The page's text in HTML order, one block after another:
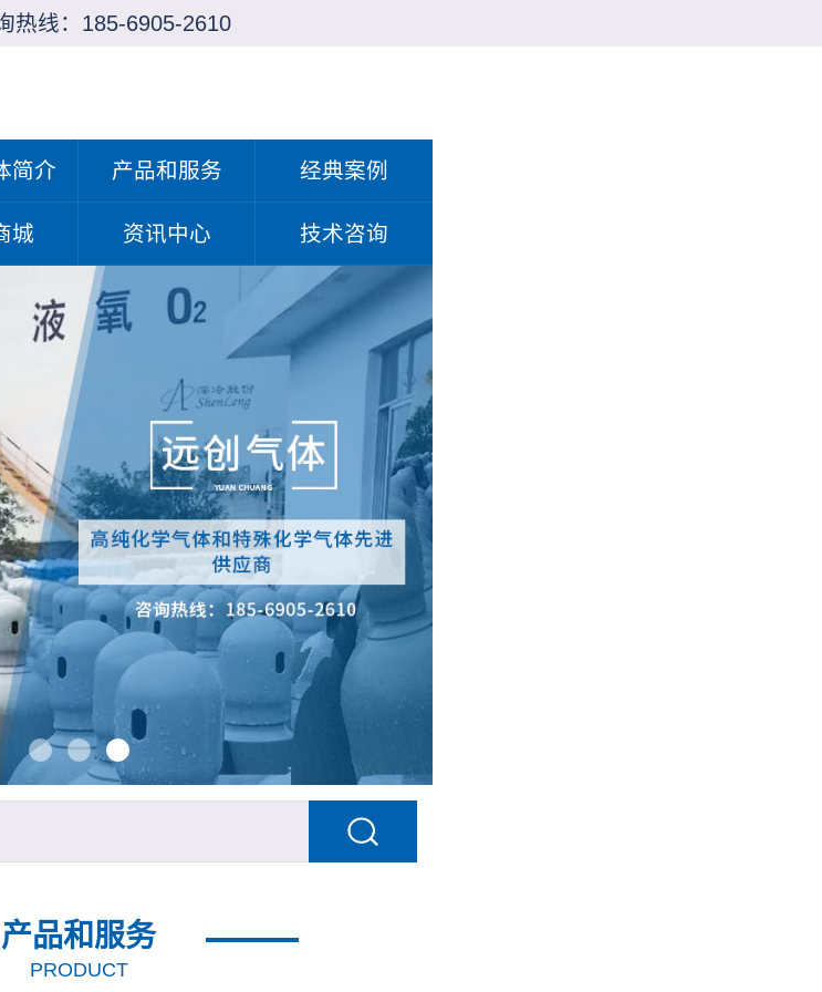
热线： 185-6905-2610
简介 产品和服务 经典案例
城 资讯中心 技术咨询
产品和服务
PRODUCT